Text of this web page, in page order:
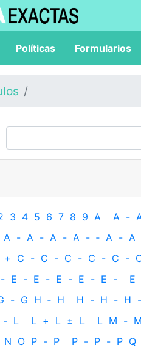
Políticas Formularios
3 4 5 6 7 8 9 A A -
A - A - A - A - ‐ A - A
+ C - C - C - C - C -
- E - E - E - E - E - E
- G H ‐ H H - H - H -
- L L + L ± L L M - M
N O P - P P - P - P Q